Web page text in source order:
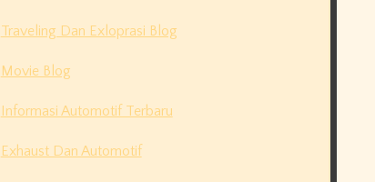
Traveling Dan Exloprasi Blog
Movie Blog
Informasi Automotif Terbaru
Exhaust Dan Automotif